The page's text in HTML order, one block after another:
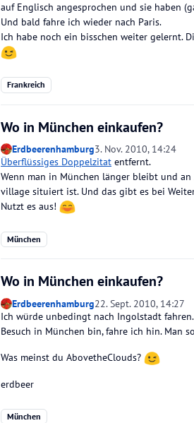
auf Englisch angesprochen und sie haben
Und bald fahre ich wieder nach Paris.
Ich habe noch ein bisschen weiter gelernt.
Frankreich
Wo in München einkaufen?
Erdbeerenhamburg3. Nov. 2010, 14:24
Überflüssiges Doppelzitat entfernt.
Wenn man in München länger bleibt und
village situiert ist. Und das gibt es bei
Nutzt es aus!
München
Wo in München einkaufen?
Erdbeerenhamburg22. Sept. 2010, 14:27
Ich würde unbedingt nach Ingolstadt
Besuch in München bin, fahre ich hin. Man
Was meinst du AbovetheClouds?
erdbeer
München